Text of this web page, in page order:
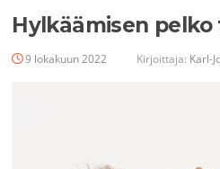
Hylkäämisen pelko
9 lokakuun 2022 Kirjoittaja: Karl-